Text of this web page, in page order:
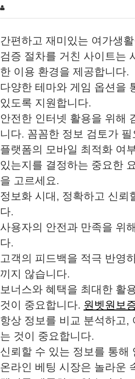
간편하고 재미있는 여가생
검증 절차를 거친 사이트는
한 이용 환경을 제공합니다.
다양한 테마와 게임 옵션을
있도록 지원합니다.
안전한 인터넷 활용을 위해
니다. 꼼꼼한 정보 검토가
플랫폼의 모바일 최적화 여
있는지를 결정하는 중요한
을 고르세요.
정보화 시대, 정확하고 신뢰
다.
사용자의 안전과 만족을 위
다.
고객의 피드백을 적극 반영
끼지 않습니다.
보너스와 혜택을 최대한 활
것이 중요합니다. 원벳원보
항상 정보를 비교 분석하고,
는 것이 중요합니다.
신뢰할 수 있는 정보를 통해
온라인 베팅 시장은 놀라운